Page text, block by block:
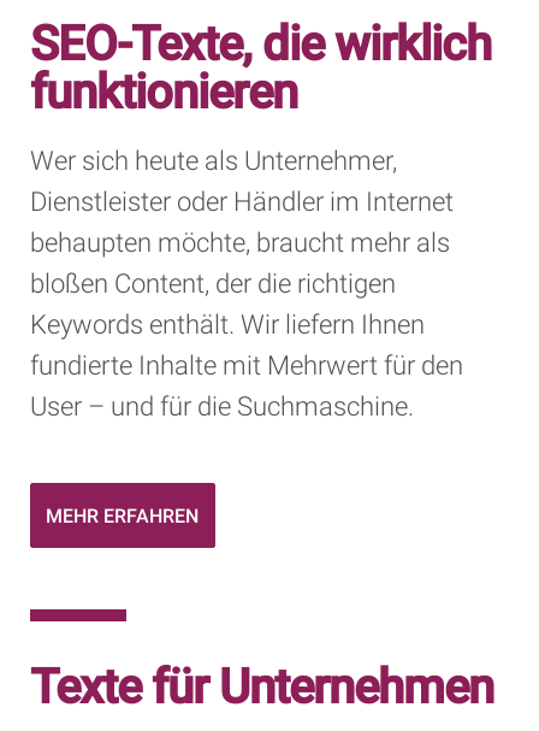
SEO-Texte, die wirklich
funktionieren
Wer sich heute als Unternehmer,
Dienstleister oder Händler im Internet
behaupten möchte, braucht mehr als
bloßen Content, der die richtigen
Keywords enthält. Wir liefern Ihnen
fundierte Inhalte mit Mehrwert für den
User – und für die Suchmaschine.
MEHR ERFAHREN
Texte für Unternehmen